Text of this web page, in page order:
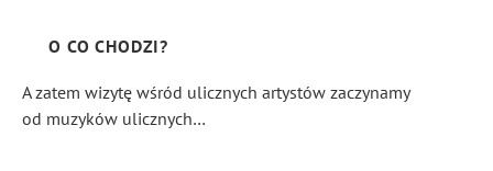
O CO CHODZI?
A zatem wizytę wśród ulicznych artystów zaczynamy
od muzyków ulicznych…